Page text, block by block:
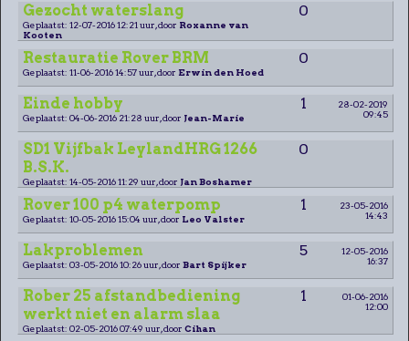
Gezocht waterslang 0
Geplaatst: 12-07-2016 12:21 uur, door Roxanne van
Kooten
Restauratie Rover BRM 0
Geplaatst: 11-06-2016 14:57 uur, door Erwin den Hoed
Einde hobby 1
28-02-2019
09:45
Geplaatst: 04-06-2016 21:28 uur, door Jean-Marie
SD1 Vijfbak LeylandHRG 1266
B.S.K.
0
Geplaatst: 14-05-2016 11:29 uur, door Jan Boshamer
Rover 100 p4 waterpomp 1
23-05-2016
14:43
Geplaatst: 10-05-2016 15:04 uur, door Leo Valster
Lakproblemen 5
12-05-2016
16:37
Geplaatst: 03-05-2016 10:26 uur, door Bart Spijker
Rober 25 afstandbediening
werkt niet en alarm slaa
1
01-06-2016
12:00
Geplaatst: 02-05-2016 07:49 uur, door Cihan